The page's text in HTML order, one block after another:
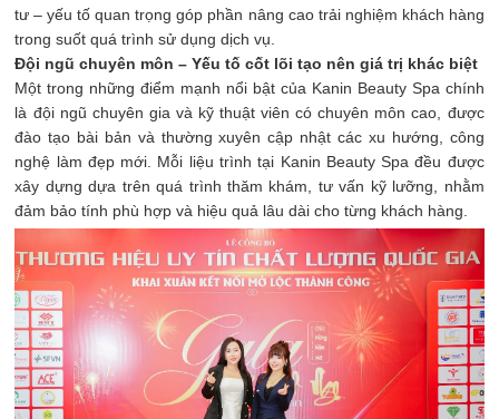
tư – yếu tố quan trọng góp phần nâng cao trải nghiệm khách hàng
trong suốt quá trình sử dụng dịch vụ.
Đội ngũ chuyên môn – Yếu tố cốt lõi tạo nên giá trị khác biệt
Một trong những điểm mạnh nổi bật của Kanin Beauty Spa chính
là đội ngũ chuyên gia và kỹ thuật viên có chuyên môn cao, được
đào tạo bài bản và thường xuyên cập nhật các xu hướng, công
nghệ làm đẹp mới. Mỗi liệu trình tại Kanin Beauty Spa đều được
xây dựng dựa trên quá trình thăm khám, tư vấn kỹ lưỡng, nhằm
đảm bảo tính phù hợp và hiệu quả lâu dài cho từng khách hàng.